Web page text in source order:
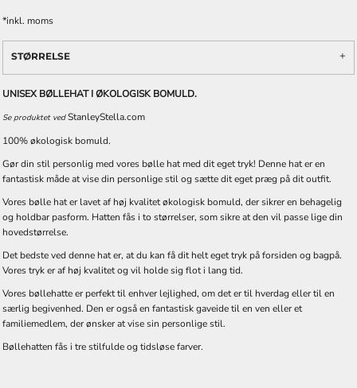
*inkl. moms
STØRRELSE
UNISEX BØLLEHAT I ØKOLOGISK BOMULD.
Se produktet vedStanleyStella.com
100% økologisk bomuld.
Gør din stil personlig med vores bølle hat med dit eget tryk! Denne hat er en
fantastisk måde at vise din personlige stil og sætte dit eget præg på dit outfit.
Vores bølle hat er lavet af høj kvalitet økologisk bomuld, der sikrer en behagelig
og holdbar pasform. Hatten fås i to størrelser, som sikre at den vil passe lige din
hovedstørrelse.
Det bedste ved denne hat er, at du kan få dit helt eget tryk på forsiden og bagpå.
Vores tryk er af høj kvalitet og vil holde sig flot i lang tid.
Vores bøllehatte er perfekt til enhver lejlighed, om det er til hverdag eller til en
særlig begivenhed. Den er også en fantastisk gaveide til en ven eller et
familiemedlem, der ønsker at vise sin personlige stil.
Bøllehatten fås i tre stilfulde og tidsløse farver.